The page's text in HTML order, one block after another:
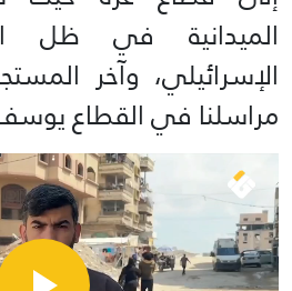
الميدانية في ظل
الإسرائيلي، وآخر
مراسلنا في القطاع